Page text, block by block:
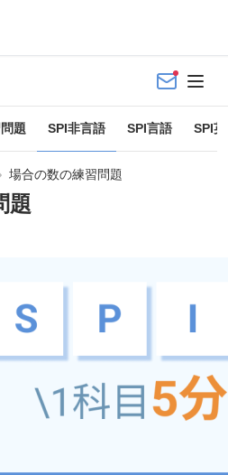
題 SPI非言語 SPI言語 SPI
場合の数の練習問題
題